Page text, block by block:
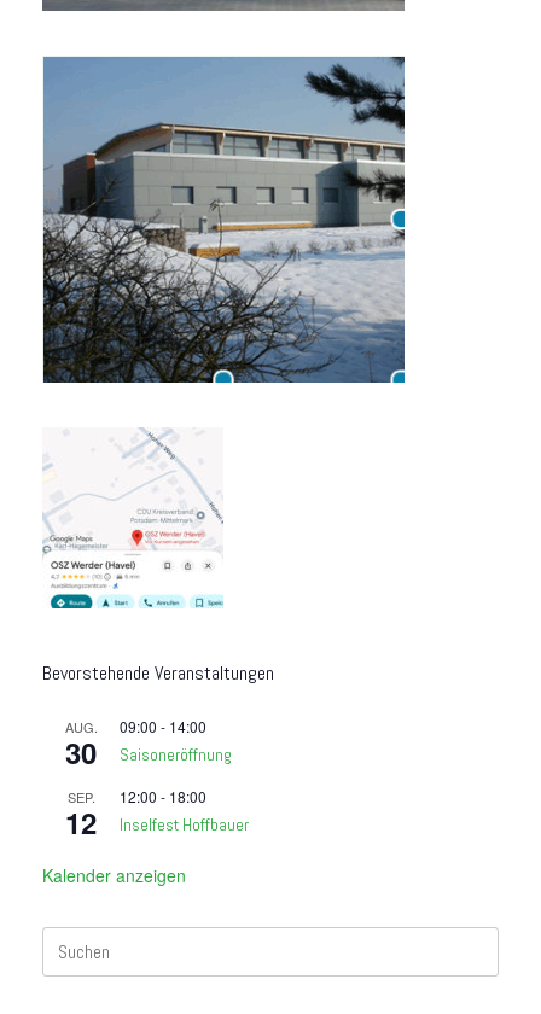
Bevorstehende Veranstaltungen
AUG.
30
09:00 - 14:00
Saisoneröffnung
SEP.
12
12:00 - 18:00
Inselfest Hoffbauer
Kalender anzeigen
Suchen
nach: